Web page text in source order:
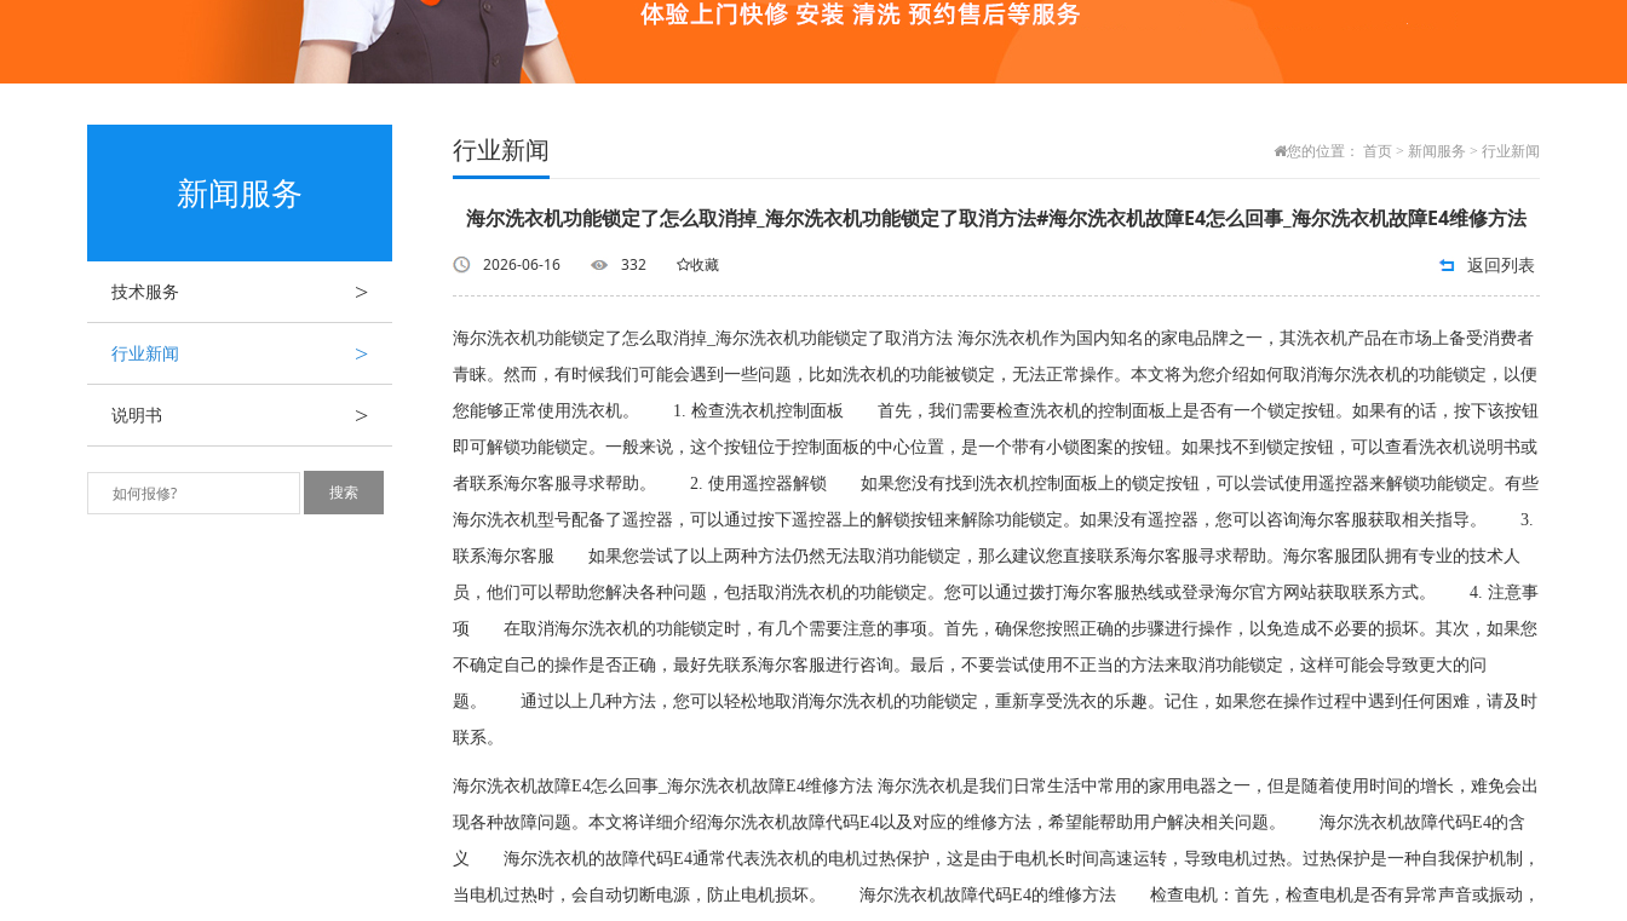
新闻服务
技术服务 >
行业新闻 >
说明书 >
行业新闻 您的位置： 首页 > 新闻服务 > 行业新闻
海尔洗衣机功能锁定了怎么取消掉_海尔洗衣机功能锁定了取消方法#海尔洗衣机故障E4怎么回事_海尔洗衣机故障E4维修方法
2026-06-16 332 收藏 返回列表
海尔洗衣机功能锁定了怎么取消掉_海尔洗衣机功能锁定了取消方法 海尔洗衣机作为国内知名的家电品牌之一，其洗衣机产品在市场上备受消费者
青睐。然而，有时候我们可能会遇到一些问题，比如洗衣机的功能被锁定，无法正常操作。本文将为您介绍如何取消海尔洗衣机的功能锁定，以便
您能够正常使用洗衣机。 1. 检查洗衣机控制面板 首先，我们需要检查洗衣机的控制面板上是否有一个锁定按钮。如果有的话，按下该按钮
即可解锁功能锁定。一般来说，这个按钮位于控制面板的中心位置，是一个带有小锁图案的按钮。如果找不到锁定按钮，可以查看洗衣机说明书或
者联系海尔客服寻求帮助。 2. 使用遥控器解锁 如果您没有找到洗衣机控制面板上的锁定按钮，可以尝试使用遥控器来解锁功能锁定。有些
海尔洗衣机型号配备了遥控器，可以通过按下遥控器上的解锁按钮来解除功能锁定。如果没有遥控器，您可以咨询海尔客服获取相关指导。 3.
联系海尔客服 如果您尝试了以上两种方法仍然无法取消功能锁定，那么建议您直接联系海尔客服寻求帮助。海尔客服团队拥有专业的技术人
员，他们可以帮助您解决各种问题，包括取消洗衣机的功能锁定。您可以通过拨打海尔客服热线或登录海尔官方网站获取联系方式。 4. 注意事
项 在取消海尔洗衣机的功能锁定时，有几个需要注意的事项。首先，确保您按照正确的步骤进行操作，以免造成不必要的损坏。其次，如果您
不确定自己的操作是否正确，最好先联系海尔客服进行咨询。最后，不要尝试使用不正当的方法来取消功能锁定，这样可能会导致更大的问
题。 通过以上几种方法，您可以轻松地取消海尔洗衣机的功能锁定，重新享受洗衣的乐趣。记住，如果您在操作过程中遇到任何困难，请及时
联系。
海尔洗衣机故障E4怎么回事_海尔洗衣机故障E4维修方法 海尔洗衣机是我们日常生活中常用的家用电器之一，但是随着使用时间的增长，难免会出
现各种故障问题。本文将详细介绍海尔洗衣机故障代码E4以及对应的维修方法，希望能帮助用户解决相关问题。 海尔洗衣机故障代码E4的含
义 海尔洗衣机的故障代码E4通常代表洗衣机的电机过热保护，这是由于电机长时间高速运转，导致电机过热。过热保护是一种自我保护机制，
当电机过热时，会自动切断电源，防止电机损坏。 海尔洗衣机故障代码E4的维修方法 检查电机：首先，检查电机是否有异常声音或振动，